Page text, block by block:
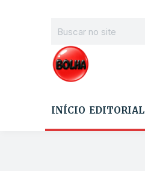
INÍCIO EDITORIAL